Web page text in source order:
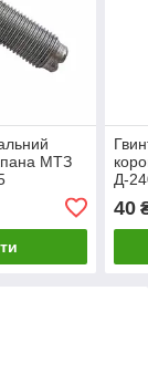
МТЗ
Д-
40